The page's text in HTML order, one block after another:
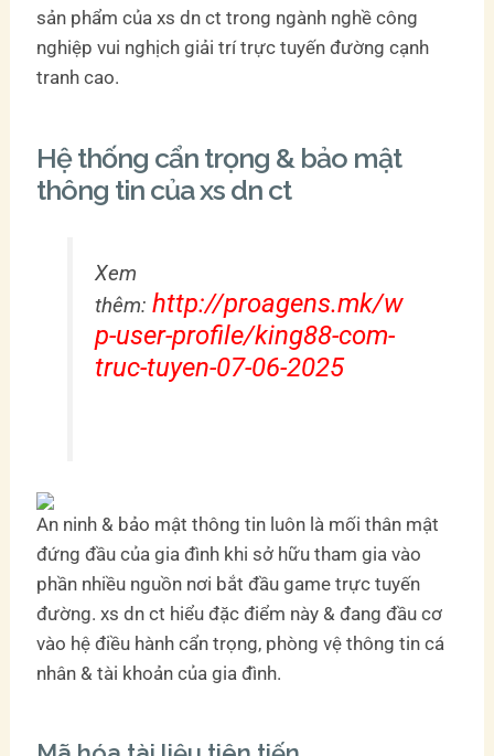
sản phẩm của xs dn ct trong ngành nghề công
nghiệp vui nghịch giải trí trực tuyến đường cạnh
tranh cao.
Hệ thống cẩn trọng & bảo mật
thông tin của xs dn ct
Xem
thêm:http://proagens.mk/w
p-user-profile/king88-com-
truc-tuyen-07-06-2025
An ninh & bảo mật thông tin luôn là mối thân mật
đứng đầu của gia đình khi sở hữu tham gia vào
phần nhiều nguồn nơi bắt đầu game trực tuyến
đường. xs dn ct hiểu đặc điểm này & đang đầu cơ
vào hệ điều hành cẩn trọng, phòng vệ thông tin cá
nhân & tài khoản của gia đình.